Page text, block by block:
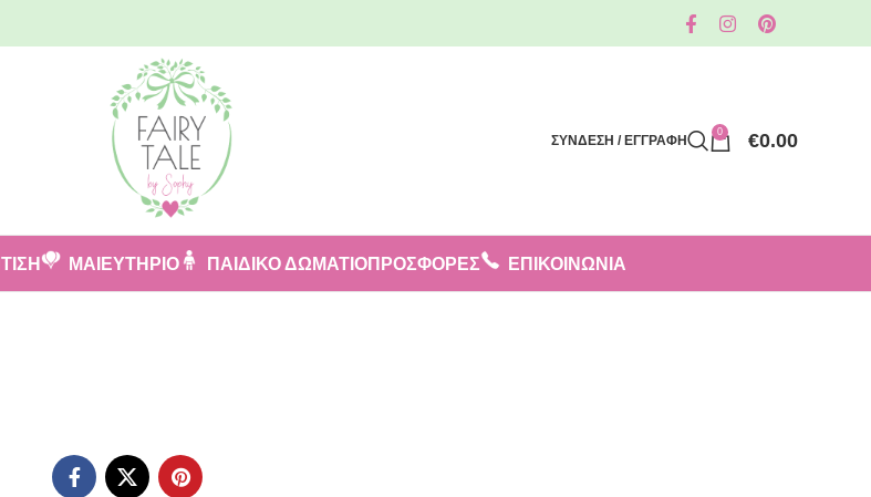
ΣΥΝΔΕΣΗ / ΕΓΓΡΑΦΗ
0 €0.00
ΜΑΙΕΥΤΗΡΙΟ ΠΑΙΔΙΚΟ ΔΩΜΑΤΙΟΠΡΟΣΦΟΡΈΣ ΕΠΙΚΟΙΝΩΝΙΑ